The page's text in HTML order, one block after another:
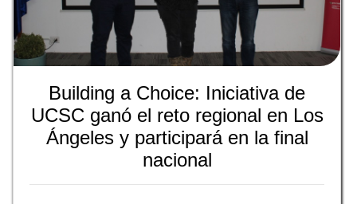
Building a Choice: Iniciativa de
UCSC ganó el reto regional en Los
Ángeles y participará en la final
nacional